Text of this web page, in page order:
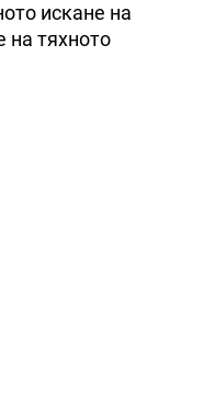
искане на
на тяхното